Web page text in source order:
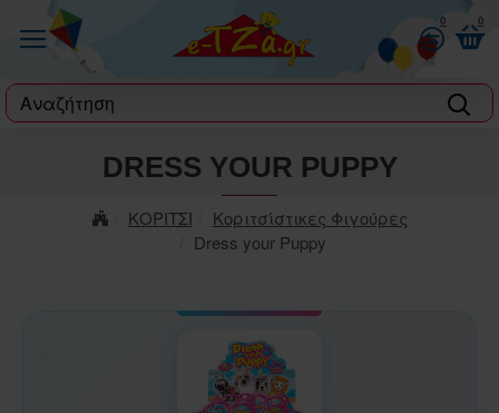
0 0
label
ΚΟΡΙΤΣΙ
Κοριτσίστικες Φιγούρες
Dress your Puppy
DRESS YOUR PUPPY